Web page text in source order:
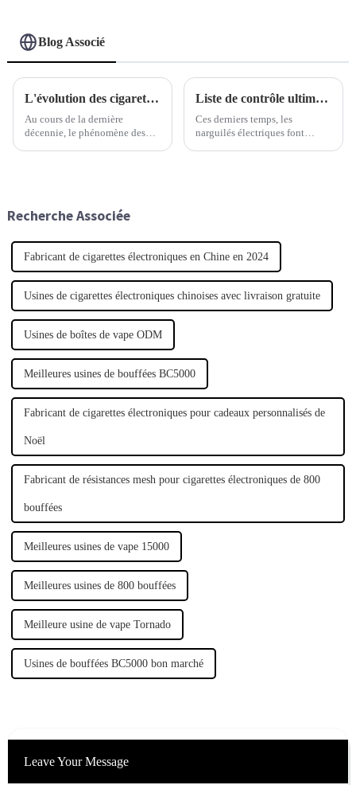
Blog Associé
L'évolution des cigarettes électroniques jetables
Au cours de la dernière
décennie, le phénomène des
Liste de contrôle ultime pour choisir la meilleure chicha électrique adaptée à vos besoins
Ces derniers temps, les
narguilés électriques font
Recherche Associée
Fabricant de cigarettes électroniques en Chine en 2024
Usines de cigarettes électroniques chinoises avec livraison gratuite
Usines de boîtes de vape ODM
Meilleures usines de bouffées BC5000
Fabricant de cigarettes électroniques pour cadeaux personnalisés de
Noël
Fabricant de résistances mesh pour cigarettes électroniques de 800
bouffées
Meilleures usines de vape 15000
Meilleures usines de 800 bouffées
Meilleure usine de vape Tornado
Usines de bouffées BC5000 bon marché
Leave Your Message